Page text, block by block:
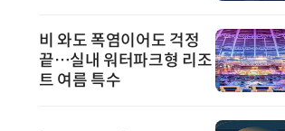
비 와도 폭염이어도 걱정
끝…실내 워터파크형 리조
트 여름 특수